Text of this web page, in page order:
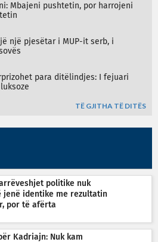
Mbajeni pushtetin, por harrojeni
një pjesëtar i MUP-it serb, i
para ditëlindjes: I fejuari
TË GJITHA TË DITËS
politike nuk
jenë identike me rezultatin
por të afërta
Kadriajn: Nuk kam